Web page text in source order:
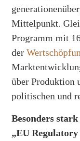
Mittelpunkt.
Programm mit
der
über Produktion
politischen und
Besonders
„EU Regulatory